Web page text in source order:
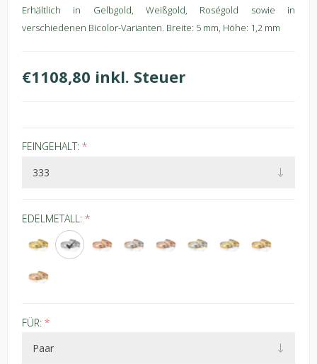
Erhältlich in Gelbgold, Weißgold, Roségold sowie in
verschiedenen Bicolor-Varianten. Breite: 5 mm, Höhe: 1,2 mm
€1108,80 inkl. Steuer
FEINGEHALT: *
EDELMETALL: *
FÜR: *